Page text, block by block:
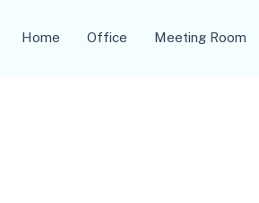
Home Office Meeting Room